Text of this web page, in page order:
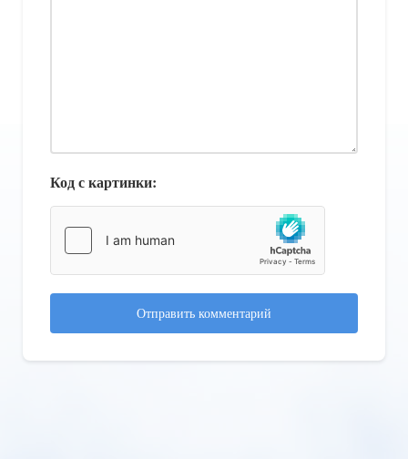
Код с картинки:
Отправить комментарий